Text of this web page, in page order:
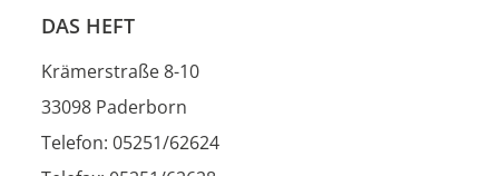
DAS HEFT
Krämerstraße 8-10
33098 Paderborn
Telefon: 05251/62624